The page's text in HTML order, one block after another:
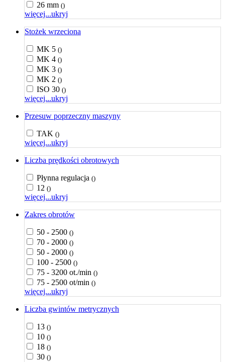
26 mm ()
więcej...ukryj
Stożek wrzeciona
MK 5 ()
MK 4 ()
MK 3 ()
MK 2 ()
ISO 30 ()
więcej...ukryj
Przesuw poprzeczny maszyny
TAK ()
więcej...ukryj
Liczba prędkości obrotowych
Płynna regulacja ()
12 ()
więcej...ukryj
Zakres obrotów
50 - 2500 ()
70 - 2000 ()
50 - 2000 ()
100 - 2500 ()
75 - 3200 ot./min ()
75 - 2500 ot/min ()
więcej...ukryj
Liczba gwintów metrycznych
13 ()
10 ()
18 ()
30 ()